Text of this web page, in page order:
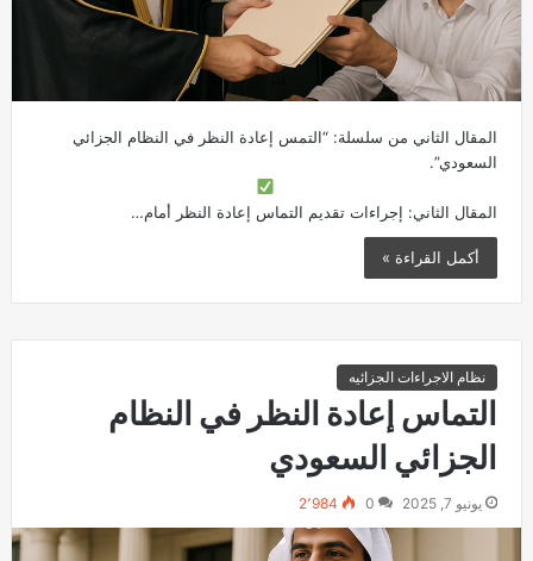
المقال الثاني من سلسلة: “التمس إعادة النظر في النظام الجزائي
السعودي”.
المقال الثاني: إجراءات تقديم التماس إعادة النظر أمام…
أكمل القراءة »
نظام الاجراءات الجزائيه
التماس إعادة النظر في النظام
الجزائي السعودي
يونيو 7, 2025 0 2٬984